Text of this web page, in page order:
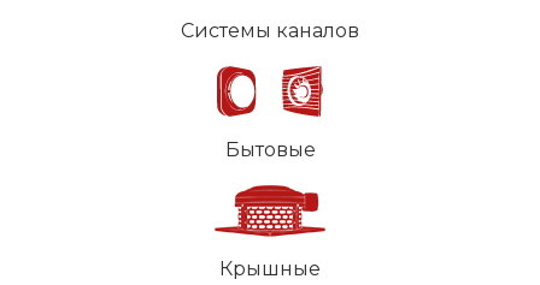
Системы каналов
Бытовые
Крышные